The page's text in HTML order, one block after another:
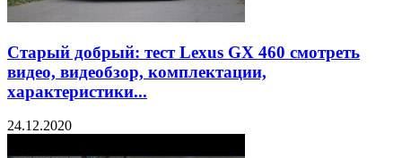
Старый добрый: тест Lexus GX 460 смотреть
видео, видеобзор, комплектации,
характеристики...
24.12.2020